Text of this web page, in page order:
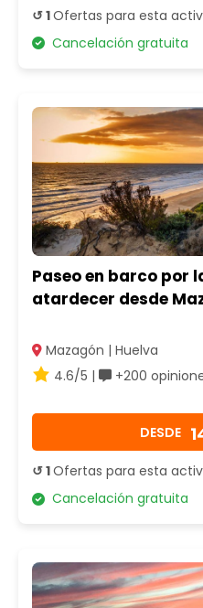
↺ 1Ofertas para esta
Cancelación gratuita
Paseo en barco por
atardecer desde
Mazagón | Huelva
4.6/5 |
+200
DESDE
↺ 1Ofertas para esta
Cancelación gratuita